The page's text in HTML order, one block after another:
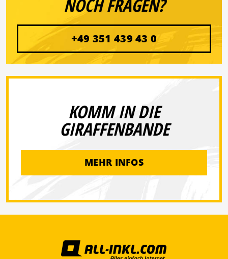
NOCH FRAGEN?
+49 351 439 43 0
KOMM IN DIE
GIRAFFENBANDE
MEHR INFOS